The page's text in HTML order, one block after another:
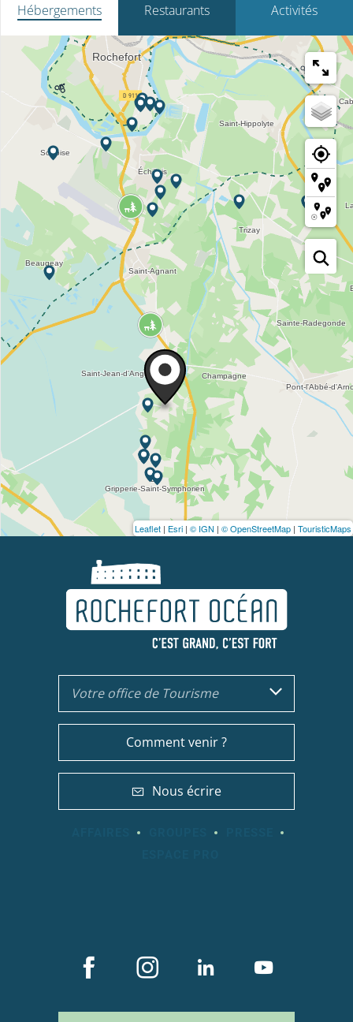
Hébergements Restaurants Activités
Leaflet | Esri | © IGN | © OpenStreetMap | TouristicMaps
Votre office de Tourisme
Comment venir ?
Nous écrire